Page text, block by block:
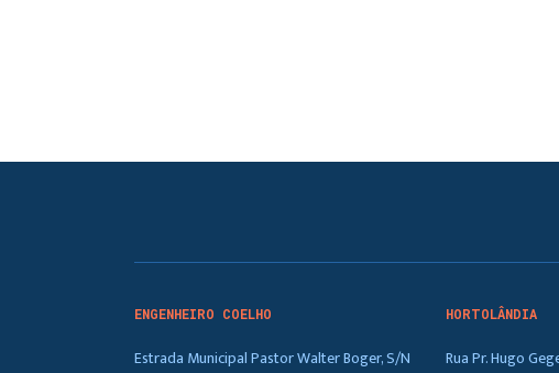
ENGENHEIRO COELHO
Estrada Municipal Pastor Walter Boger, S/N
HORTOLÂNDIA
Rua Pr. Hugo